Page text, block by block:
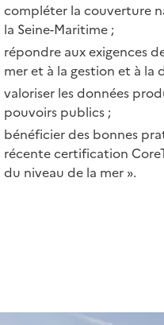
compléter la couverture
la Seine-Maritime ;
répondre aux exigences
mer et à la gestion et à la
valoriser les données
pouvoirs publics ;
bénéficier des bonnes
récente certification
du niveau de la mer ».